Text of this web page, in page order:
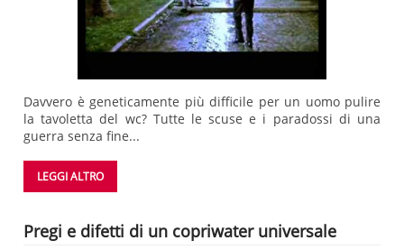
Davvero è geneticamente più difficile per un uomo pulire
la tavoletta del wc? Tutte le scuse e i paradossi di una
guerra senza fine...
LEGGI ALTRO
Pregi e difetti di un copriwater universale